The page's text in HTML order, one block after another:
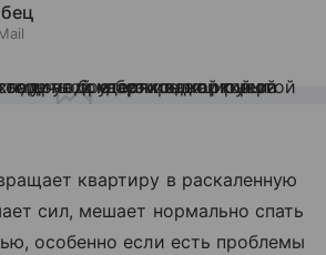
квартиру в раскаленную
сил, мешает нормально спать
особенно если есть проблемы